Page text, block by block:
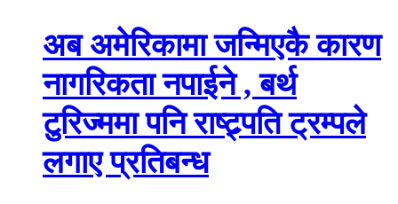
अब अमेरिकामा जन्मिएकै कारण
नागरिकता नपाईने , बर्थ
टुरिज्ममा पनि राष्ट्र्पति ट्रम्पले
लगाए प्रतिबन्ध